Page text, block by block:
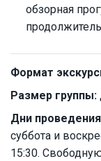
обзорная
Формат
Размер группы:
Дни
суббота и
15:30.